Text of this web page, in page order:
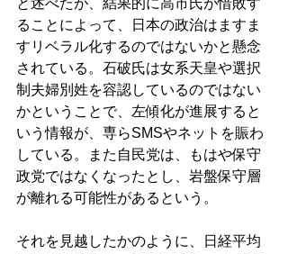
と述べたが、結果的に高市氏が惜敗す
ることによって、日本の政治はますま
すリベラル化するのではないかと懸念
されている。石破氏は女系天皇や選択
制夫婦別姓を容認しているのではない
かということで、左傾化が進展すると
いう情報が、専らSMSやネットを賑わ
している。また自民党は、もはや保守
政党ではなくなったとし、岩盤保守層
が離れる可能性があるという。
それを見越したかのように、日経平均